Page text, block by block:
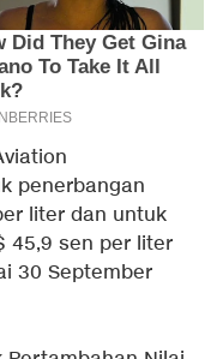
penerbangan
liter dan untuk
45,9 sen per liter
30 September